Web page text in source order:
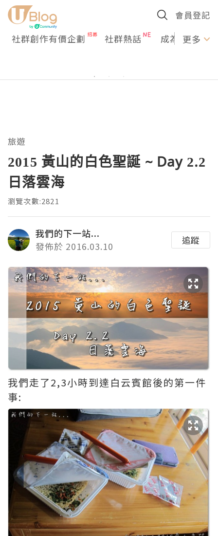
會員登記
社群創作有價企劃 社群熱話 成為U更多
旅遊
2015 黃山的白色聖誕 ~ Day 2.2
日落雲海
瀏覽次數:2821
我們的下一站...
發佈於 2016.03.10
追蹤
我們走了2,3小時到達白云賓館後的第一件
事: